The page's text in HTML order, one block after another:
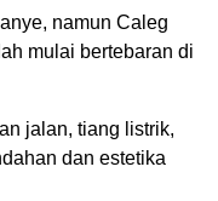
namun Caleg
mulai bertebaran di
jalan, tiang listrik,
dan estetika